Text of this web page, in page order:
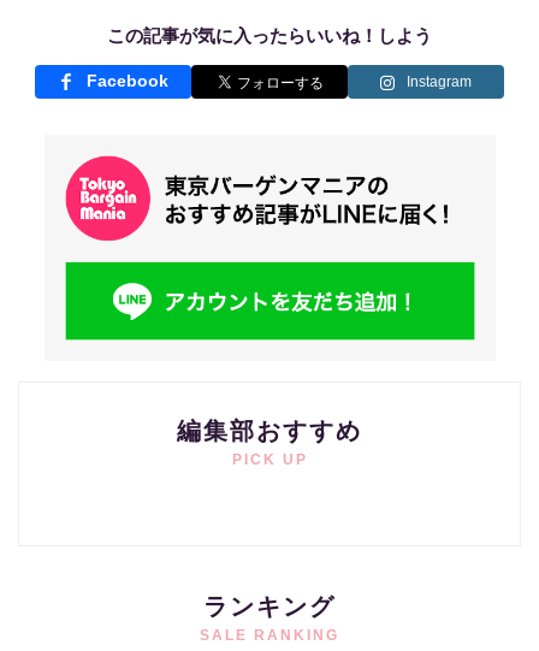
この記事が気に入ったらいいね！しよう
Facebook Instagram
編集部おすすめ
PICK UP
ランキング
SALE RANKING